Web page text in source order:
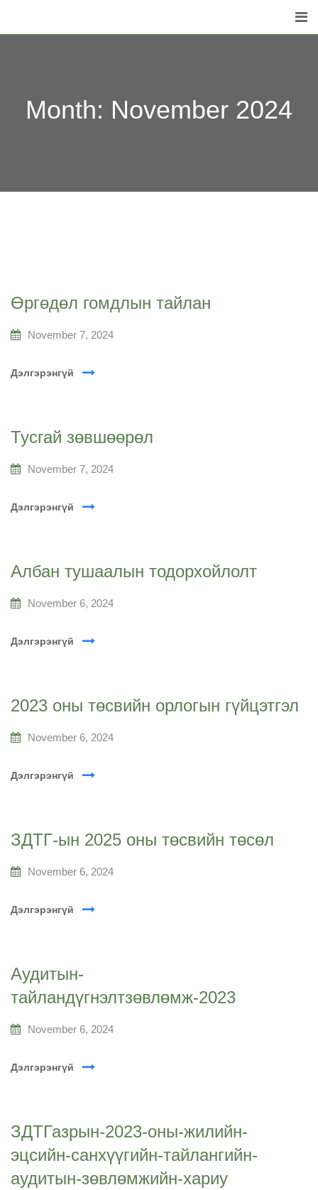
Month: November 2024
Өргөдөл гомдлын тайлан
November 7, 2024
Дэлгэрэнгүй
Тусгай зөвшөөрөл
November 7, 2024
Дэлгэрэнгүй
Албан тушаалын тодорхойлолт
November 6, 2024
Дэлгэрэнгүй
2023 оны төсвийн орлогын гүйцэтгэл
November 6, 2024
Дэлгэрэнгүй
ЗДТГ-ын 2025 оны төсвийн төсөл
November 6, 2024
Дэлгэрэнгүй
Аудитын-
тайландүгнэлтзөвлөмж-2023
November 6, 2024
Дэлгэрэнгүй
ЗДТГазрын-2023-оны-жилийн-
эцсийн-санхүүгийн-тайлангийн-
аудитын-зөвлөмжийн-хариу